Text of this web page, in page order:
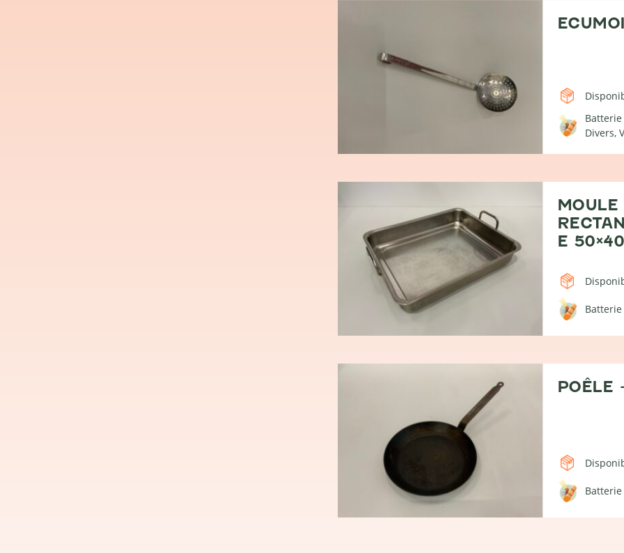
Divers
MOULE
E 50×40
POÊLE